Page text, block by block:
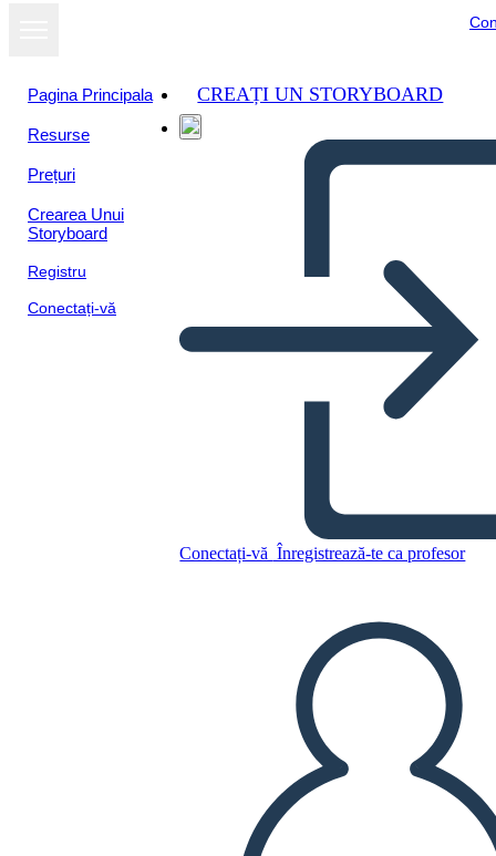
Pagina Principala
Resurse
Prețuri
Crearea Unui
Storyboard
Registru
Conectați-vă
CREAȚI UN STORYBOARD
Conectați-vă Înregistrează-te ca profesor
Untitled Storyboard
CREAȚI UN STORYBOARD
REDAȚI PREZENTAREA DE DIAPOZITIVE
CITESTE-MI
Vizualizați ca
prezentare de